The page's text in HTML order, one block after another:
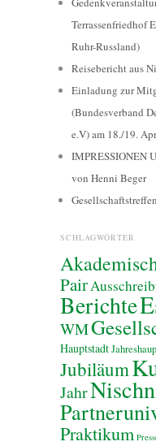
Terrassenfriedhof
Ruhr-Russland)
Reisebericht aus
Einladung zur
(Bundesverband
e.V) am 18./19.
IMPRESSIONEN
von Henni Beger
SCHLAGWÖRTER
Pair
Berichte
WM
Hauptstadt
Jubiläum
Jahr
Praktikum